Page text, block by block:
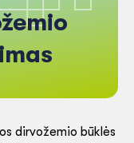
dirvožemio būklės